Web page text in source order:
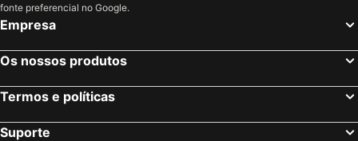
fonte preferencial no Google.
Empresa
Os nossos produtos
Termos e políticas
Suporte